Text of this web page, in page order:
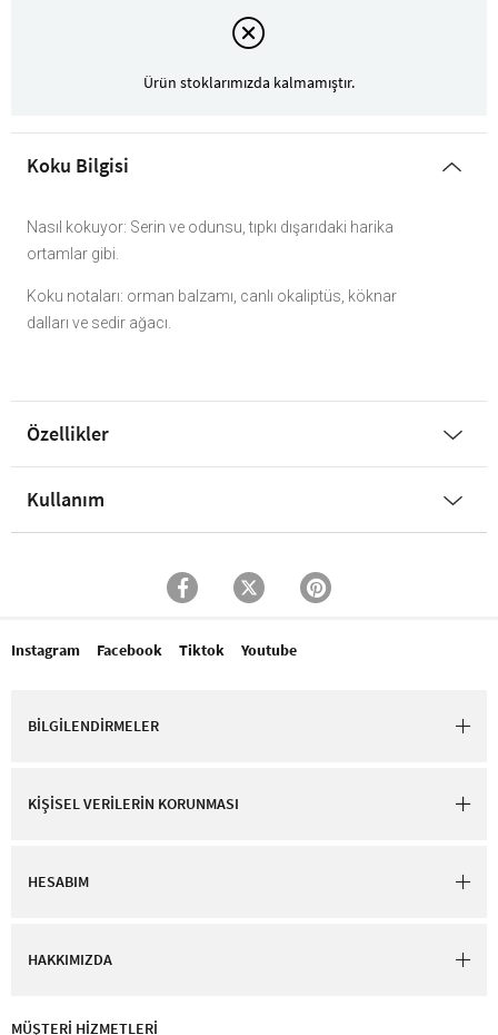
Ürün stoklarımızda kalmamıştır.
Koku Bilgisi
Nasıl kokuyor: Serin ve odunsu, tıpkı dışarıdaki harika
ortamlar gibi.
Koku notaları: orman balzamı, canlı okaliptüs, köknar
dalları ve sedir ağacı.
Özellikler
Kullanım
Instagram Facebook Tiktok Youtube
BİLGİLENDİRMELER
KİŞİSEL VERİLERİN KORUNMASI
HESABIM
HAKKIMIZDA
MÜŞTERİ HİZMETLERİ​